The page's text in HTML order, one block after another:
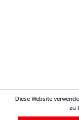
Diese Website
zu